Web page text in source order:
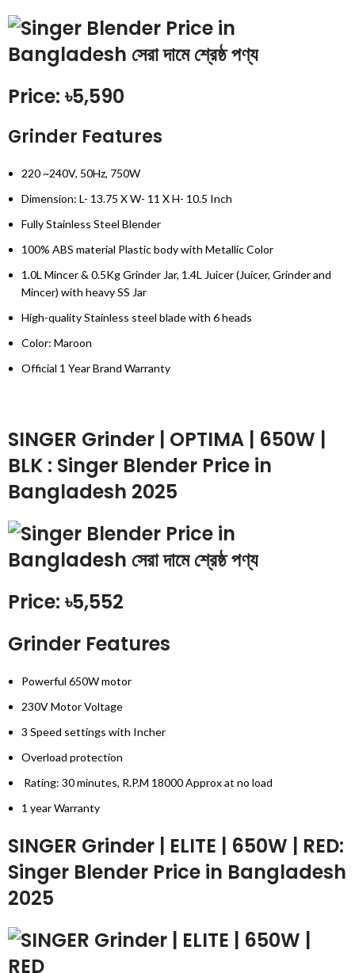
Price: ৳5,590
Grinder Features
220 ~240V, 50Hz, 750W
Dimension: L- 13.75 X W- 11 X H- 10.5 Inch
Fully Stainless Steel Blender
100% ABS material Plastic body with Metallic Color
1.0L Mincer & 0.5Kg Grinder Jar, 1.4L Juicer (Juicer, Grinder and
Mincer) with heavy SS Jar
High-quality Stainless steel blade with 6 heads
Color: Maroon
Official 1 Year Brand Warranty
SINGER Grinder | OPTIMA | 650W |
BLK : Singer Blender Price in
Bangladesh 2025
Price: ৳5,552
Grinder Features
Powerful 650W motor
230V Motor Voltage
3 Speed settings with Incher
Overload protection
Rating: 30 minutes, R.P.M 18000 Approx at no load
1 year Warranty
SINGER Grinder | ELITE | 650W | RED:
Singer Blender Price in Bangladesh
2025